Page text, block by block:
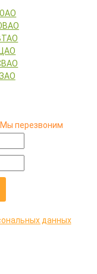
ЦАО
Мы перезвоним
данных